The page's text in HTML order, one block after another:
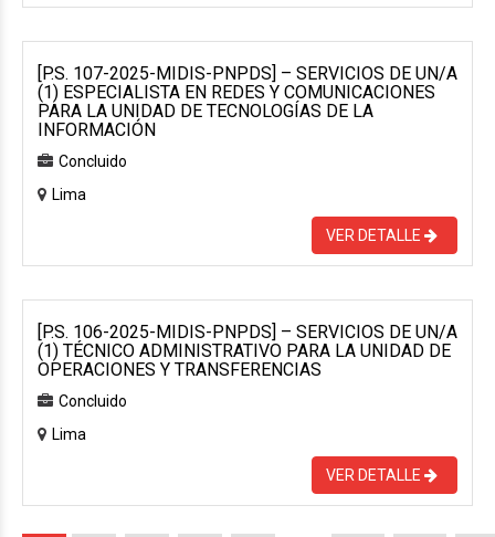
[P.S. 107-2025-MIDIS-PNPDS] – SERVICIOS DE UN/A
(1) ESPECIALISTA EN REDES Y COMUNICACIONES
PARA LA UNIDAD DE TECNOLOGÍAS DE LA
INFORMACIÓN
Concluido
Lima
VER DETALLE
[P.S. 106-2025-MIDIS-PNPDS] – SERVICIOS DE UN/A
(1) TÉCNICO ADMINISTRATIVO PARA LA UNIDAD DE
OPERACIONES Y TRANSFERENCIAS
Concluido
Lima
VER DETALLE